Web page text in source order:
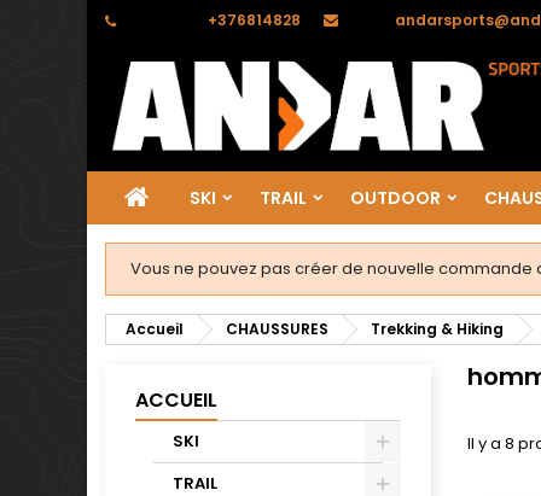
+376814828
SKI TRAIL OUTDOOR
Vous ne pouvez pas créer de nouvelle commande
Accueil CHAUSSURES Trekking & Hiking
ACCUEIL
SKI
TRAIL
Il y a 8